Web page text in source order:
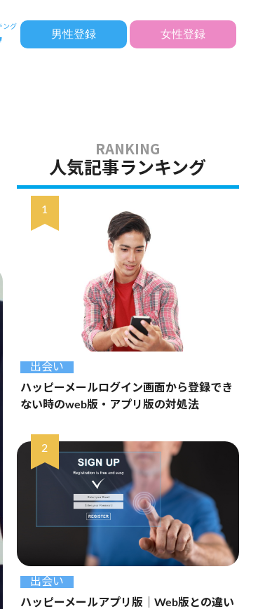
男性登録 女性登録
人気記事ランキング
出会い
ハッピーメールログイン画面から登録でき
ない時のweb版・アプリ版の対処法
出会い
ハッピーメールアプリ版｜Web版との違い